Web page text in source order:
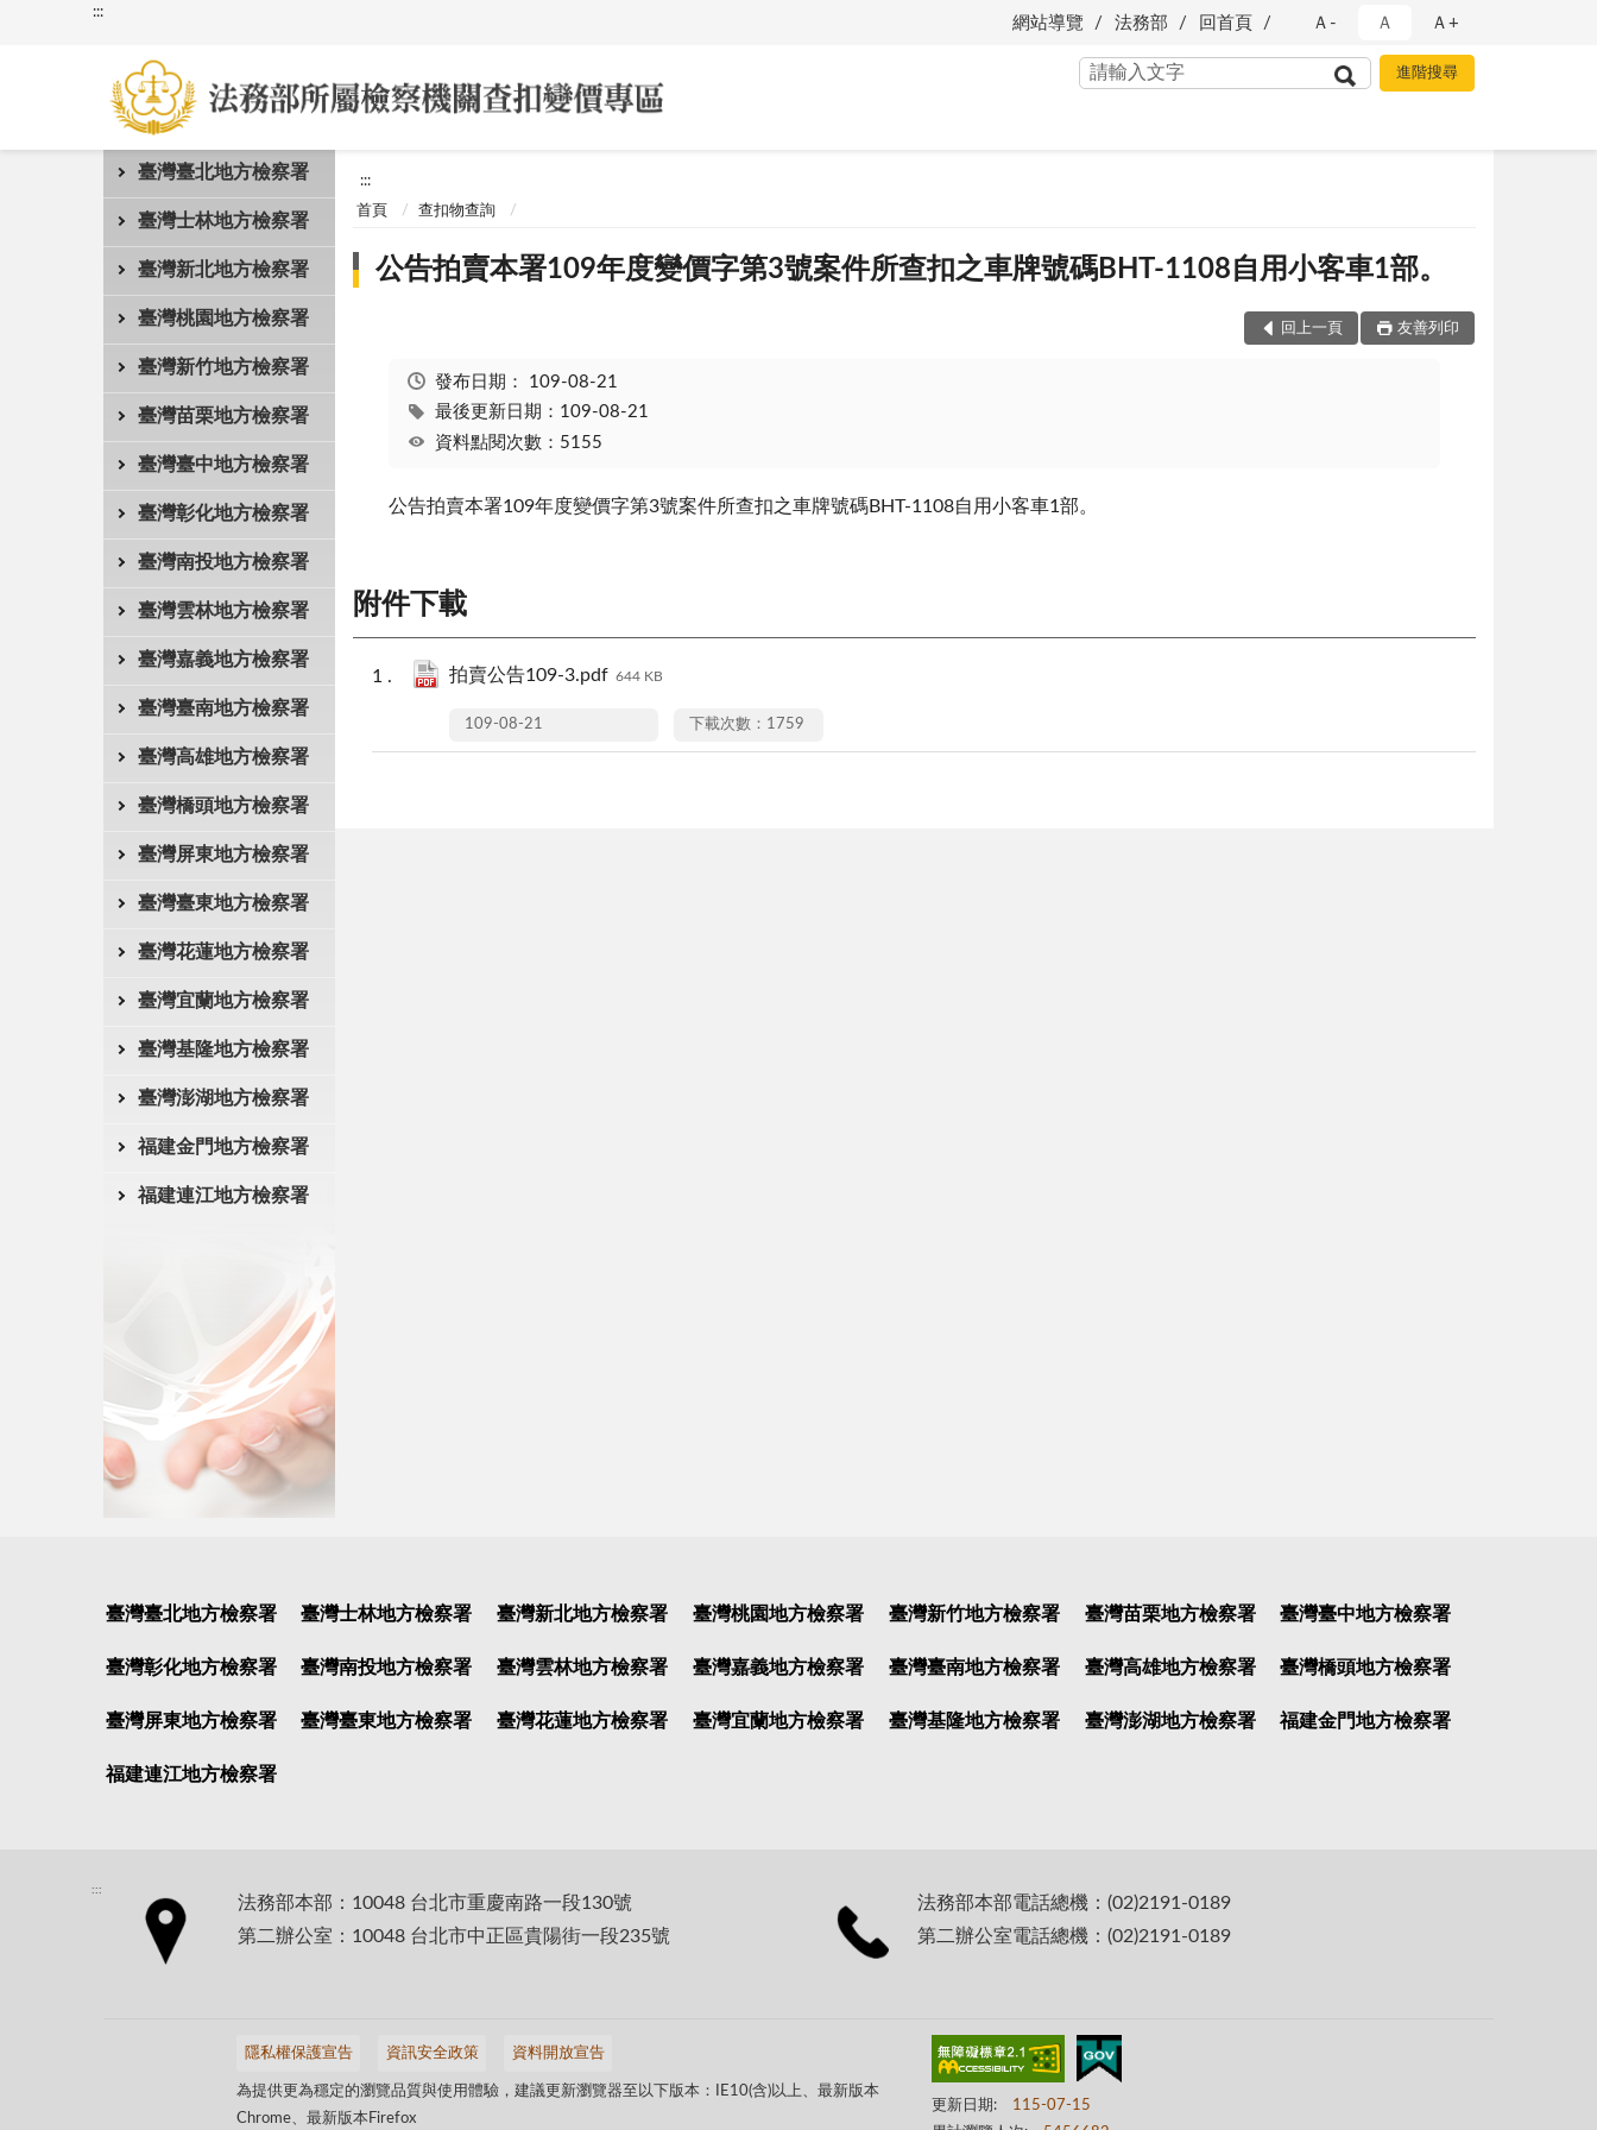
:::
網站導覽 法務部 回首頁 Ａ- Ａ Ａ+
臺灣臺北地方檢察署
臺灣士林地方檢察署
臺灣新北地方檢察署
臺灣桃園地方檢察署
臺灣新竹地方檢察署
臺灣苗栗地方檢察署
臺灣臺中地方檢察署
臺灣彰化地方檢察署
臺灣南投地方檢察署
臺灣雲林地方檢察署
臺灣嘉義地方檢察署
臺灣臺南地方檢察署
臺灣高雄地方檢察署
臺灣橋頭地方檢察署
臺灣屏東地方檢察署
臺灣臺東地方檢察署
臺灣花蓮地方檢察署
臺灣宜蘭地方檢察署
臺灣基隆地方檢察署
臺灣澎湖地方檢察署
福建金門地方檢察署
福建連江地方檢察署
:::
首頁 查扣物查詢
公告拍賣本署109年度變價字第3號案件所查扣之車牌號碼BHT-1108自用小客車1部。
回上一頁 友善列印
發布日期： 109-08-21
最後更新日期：109-08-21
資料點閱次數：5155
公告拍賣本署109年度變價字第3號案件所查扣之車牌號碼BHT-1108自用小客車1部。
附件下載
拍賣公告109-3.pdf 644 KB
109-08-21 下載次數：1759
臺灣臺北地方檢察署 臺灣士林地方檢察署 臺灣新北地方檢察署 臺灣桃園地方檢察署 臺灣新竹地方檢察署 臺灣苗栗地方檢察署 臺灣臺中地方檢察署
臺灣彰化地方檢察署 臺灣南投地方檢察署 臺灣雲林地方檢察署 臺灣嘉義地方檢察署 臺灣臺南地方檢察署 臺灣高雄地方檢察署 臺灣橋頭地方檢察署
臺灣屏東地方檢察署 臺灣臺東地方檢察署 臺灣花蓮地方檢察署 臺灣宜蘭地方檢察署 臺灣基隆地方檢察署 臺灣澎湖地方檢察署 福建金門地方檢察署
福建連江地方檢察署
:::
法務部本部：10048 台北市重慶南路一段130號
第二辦公室：10048 台北市中正區貴陽街一段235號
法務部本部電話總機：(02)2191-0189
第二辦公室電話總機：(02)2191-0189
隱私權保護宣告 資訊安全政策 資料開放宣告
為提供更為穩定的瀏覽品質與使用體驗，建議更新瀏覽器至以下版本：IE10(含)以上、最新版本
Chrome、最新版本Firefox
更新日期:
115-07-15